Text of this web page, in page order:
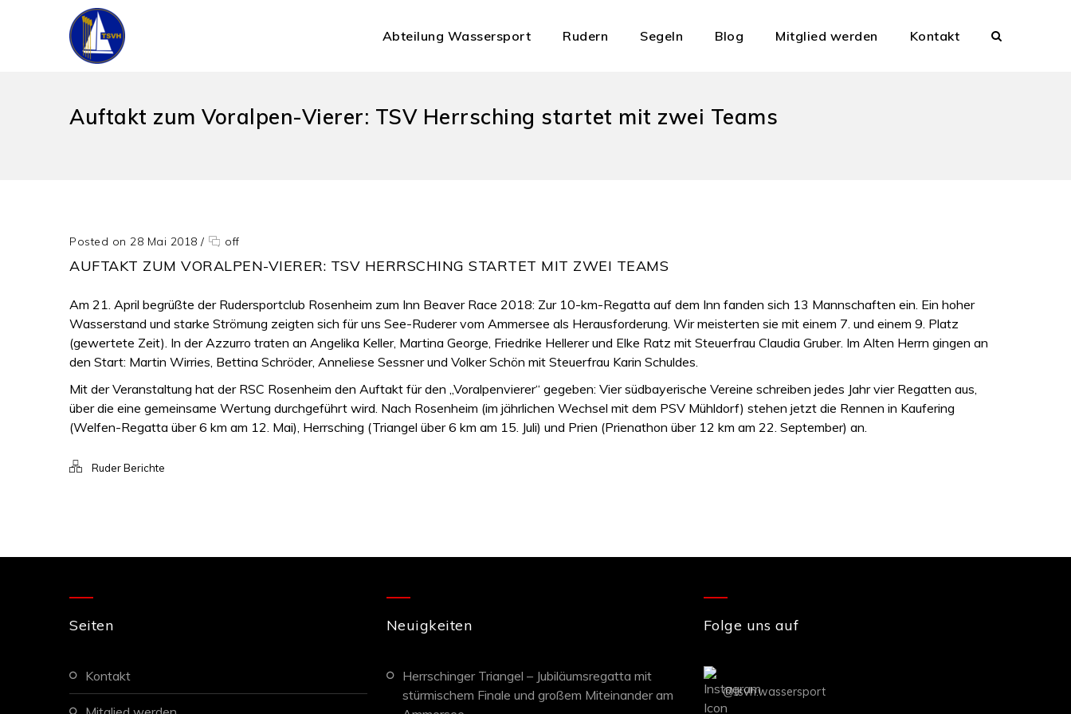
Abteilung Wassersport Rudern Segeln Blog Mitglied werden Kontakt
Auftakt zum Voralpen-Vierer: TSV Herrsching startet mit zwei Teams
Posted on 28 Mai 2018 / off
AUFTAKT ZUM VORALPEN-VIERER: TSV HERRSCHING STARTET MIT ZWEI TEAMS
Am 21. April begrüßte der Rudersportclub Rosenheim zum Inn Beaver Race 2018: Zur 10-km-Regatta auf dem Inn fanden sich 13 Mannschaften ein. Ein hoher
Wasserstand und starke Strömung zeigten sich für uns See-Ruderer vom Ammersee als Herausforderung. Wir meisterten sie mit einem 7. und einem 9. Platz
(gewertete Zeit). In der Azzurro traten an Angelika Keller, Martina George, Friedrike Hellerer und Elke Ratz mit Steuerfrau Claudia Gruber. Im Alten Herrn gingen an
den Start: Martin Wirries, Bettina Schröder, Anneliese Sessner und Volker Schön mit Steuerfrau Karin Schuldes.
Mit der Veranstaltung hat der RSC Rosenheim den Auftakt für den „Voralpenvierer“ gegeben: Vier südbayerische Vereine schreiben jedes Jahr vier Regatten aus,
über die eine gemeinsame Wertung durchgeführt wird. Nach Rosenheim (im jährlichen Wechsel mit dem PSV Mühldorf) stehen jetzt die Rennen in Kaufering
(Welfen-Regatta über 6 km am 12. Mai), Herrsching (Triangel über 6 km am 15. Juli) und Prien (Prienathon über 12 km am 22. September) an.
Ruder Berichte
Seiten
kontakt
Neuigkeiten
Herrschinger Triangel – Jubiläumsregatta mit
stürmischem Finale und großem Miteinander am
Folge uns auf
@tsvh.wassersport